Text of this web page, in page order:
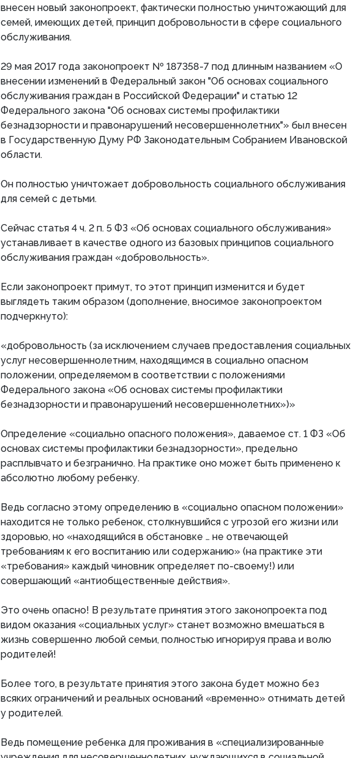
внесен новый законопроект, фактически полностью уничтожающий для
семей, имеющих детей, принцип добровольности в сфере социального
обслуживания.
29 мая 2017 года законопроект № 187358-7 под длинным названием «О
внесении изменений в Федеральный закон "Об основах социального
обслуживания граждан в Российской Федерации" и статью 12
Федерального закона "Об основах системы профилактики
безнадзорности и правонарушений несовершеннолетних"» был внесен
в Государственную Думу РФ Законодательным Собранием Ивановской
области.
Он полностью уничтожает добровольность социального обслуживания
для семей с детьми.
Сейчас статья 4 ч. 2 п. 5 ФЗ «Об основах социального обслуживания»
устанавливает в качестве одного из базовых принципов социального
обслуживания граждан «добровольность».
Если законопроект примут, то этот принцип изменится и будет
выглядеть таким образом (дополнение, вносимое законопроектом
подчеркнуто):
«добровольность (за исключением случаев предоставления социальных
услуг несовершеннолетним, находящимся в социально опасном
положении, определяемом в соответствии с положениями
Федерального закона «Об основах системы профилактики
безнадзорности и правонарушений несовершеннолетних»)»
Определение «социально опасного положения», даваемое ст. 1 ФЗ «Об
основах системы профилактики безнадзорности», предельно
расплывчато и безгранично. На практике оно может быть применено к
абсолютно любому ребенку.
Ведь согласно этому определению в «социально опасном положении»
находится не только ребенок, столкнувшийся с угрозой его жизни или
здоровью, но «находящийся в обстановке … не отвечающей
требованиям к его воспитанию или содержанию» (на практике эти
«требования» каждый чиновник определяет по-своему!) или
совершающий «антиобщественные действия».
Это очень опасно! В результате принятия этого законопроекта под
видом оказания «социальных услуг» станет возможно вмешаться в
жизнь совершенно любой семьи, полностью игнорируя права и волю
родителей!
Более того, в результате принятия этого закона будет можно без
всяких ограничений и реальных оснований «временно» отнимать детей
у родителей.
Ведь помещение ребенка для проживания в «специализированные